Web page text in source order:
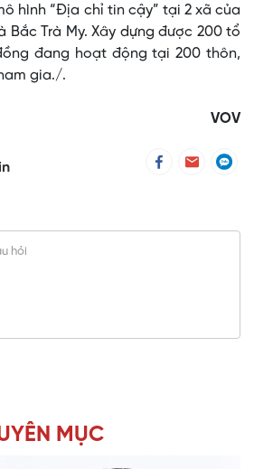
hình “Địa chỉ tin cậy” tại 2 xã của
Bắc Trà My. Xây dựng được 200 tổ
đang hoạt động tại 200 thôn,
gia./.
VOV
MỤC